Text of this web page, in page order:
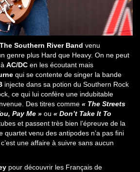
The Southern River Band venu
genre plus Hard que Heavy. On ne peut
AC/DC en les écoutant mais
qui se contente de singer la bande
injecte dans sa potion du Southern Rock
ce qui lui confère une indubitable
Des titres comme « The Streets
Pay Me » ou « Don’t Take It To
et passent très bien l’épreuve de la
quartet venu des antipodes n’a pas fini
une affaire à suivre sans aucun
pour découvrir les Français de